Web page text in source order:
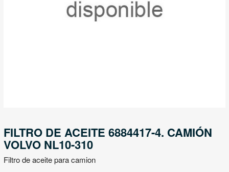
FILTRO DE ACEITE 6884417-4. CAMIÓN
VOLVO NL10-310
Filtro de aceite para camion